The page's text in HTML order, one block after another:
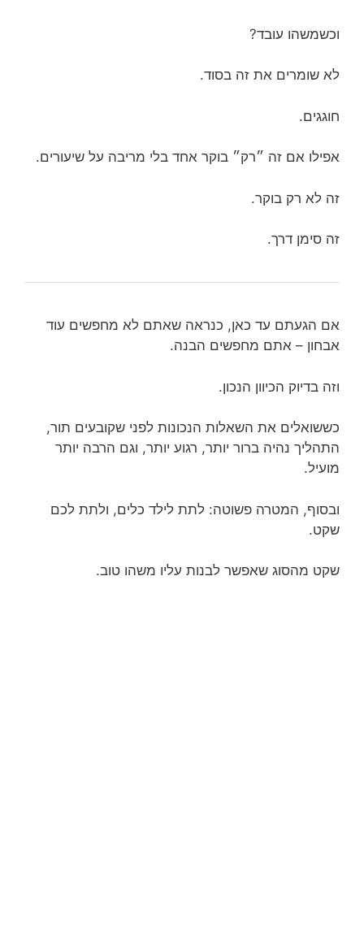
וכשמשהו עובד?
לא שומרים את זה בסוד.
חוגגים.
אפילו אם זה ״רק״ בוקר אחד בלי מריבה על שיעורים.
זה לא רק בוקר.
זה סימן דרך.
אם הגעתם עד כאן, כנראה שאתם לא מחפשים עוד
אבחון – אתם מחפשים הבנה.
וזה בדיוק הכיוון הנכון.
כששואלים את השאלות הנכונות לפני שקובעים תור,
התהליך נהיה ברור יותר, רגוע יותר, וגם הרבה יותר
מועיל.
ובסוף, המטרה פשוטה: לתת לילד כלים, ולתת לכם
שקט.
שקט מהסוג שאפשר לבנות עליו משהו טוב.